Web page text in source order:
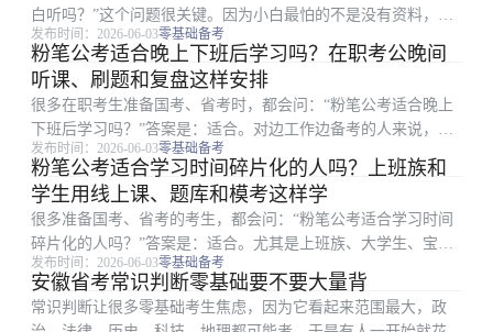
白听吗？”这个问题很关键。因为小白最怕的不是没有资料，而
是听课听不懂、刷题不会做、申论不知道怎么写，学了几天就开
始怀疑自己是不是不适合考公。 总体来看，粉笔公考比较适合
小白先入门。尤其...
发布时间：2026-06-03零基础备考
粉笔公考适合晚上下班后学习吗？在职考公晚间
听课、刷题和复盘这样安排
很多在职考生准备国考、省考时，都会问：“粉笔公考适合晚上
下班后学习吗？”答案是：适合。对边工作边备考的人来说，晚
上下班后是最常见的学习时间，粉笔公考的线上课、课程回放、
App 题库、错题本和模考，比较适合把晚间时间拆成可执行的小
任务。 如果...
发布时间：2026-06-03零基础备考
粉笔公考适合学习时间碎片化的人吗？上班族和
学生用线上课、题库和模考这样学
很多准备国考、省考的考生，都会问：“粉笔公考适合学习时间
碎片化的人吗？”答案是：适合。尤其是上班族、大学生、宝
妈、异地备考或每天学习时间不固定的人，粉笔公考的线上课、
课程回放、App 题库、错题本和模考，比较适合把备考拆成小任
务来完成。 对...
发布时间：2026-06-03零基础备考
安徽省考常识判断零基础要不要大量背
常识判断让很多零基础考生焦虑，因为它看起来范围最大，政